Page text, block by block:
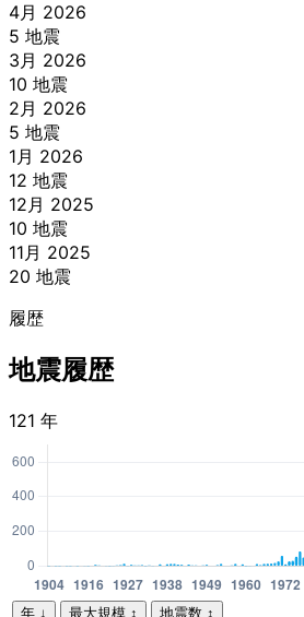
4月 2026
5 地震
3月 2026
10 地震
2月 2026
5 地震
1月 2026
12 地震
12月 2025
10 地震
11月 2025
20 地震
履歴
地震履歴
121 年
年 ↓ 最大規模 ↕ 地震数 ↕